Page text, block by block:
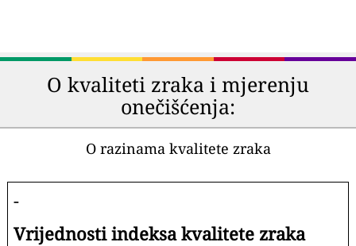
O kvaliteti zraka i mjerenju
onečišćenja:
O razinama kvalitete zraka
-
Vrijednosti indeksa kvalitete zraka